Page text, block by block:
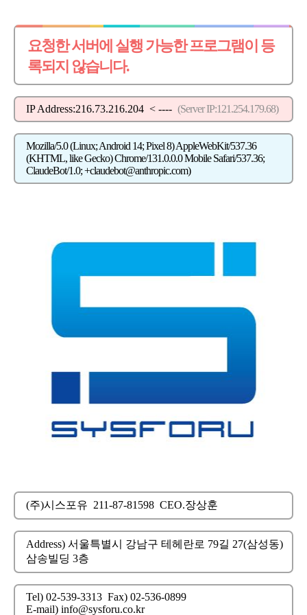
요청한 서버에 실행 가능한 프로그램이 등
록되지 않습니다.
IP Address:216.73.216.204 < ---- (Server IP:121.254.179.68)
Mozilla/5.0 (Linux; Android 14; Pixel 8) AppleWebKit/537.36
(KHTML, like Gecko) Chrome/131.0.0.0 Mobile Safari/537.36;
ClaudeBot/1.0; +claudebot@anthropic.com)
(주)시스포유 211-87-81598 CEO.장상훈
Address) 서울특별시 강남구 테헤란로 79길 27(삼성동)
삼송빌딩 3층
Tel) 02-539-3313 Fax) 02-536-0899
E-mail) info@sysforu.co.kr